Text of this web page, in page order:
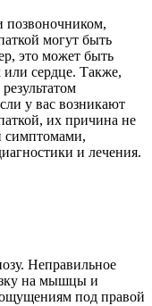
могут быть
это может быть
или сердце. Также,
у вас возникают
их причина не
симптомами,
и лечения.
Неправильное
на мышцы и
под правой